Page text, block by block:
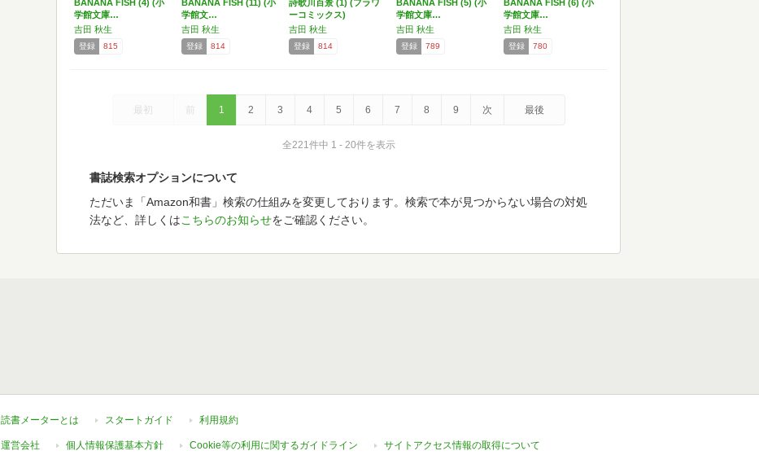
BANANA FISH (4) (小
学館文庫…
吉田 秋生
登録 815
BANANA FISH (11) (小
学館文…
吉田 秋生
登録 814
詩歌川百景 (1) (フラワ
ーコミックス)
吉田 秋生
登録 814
BANANA FISH (5) (小
学館文庫…
吉田 秋生
登録 789
BANANA FISH (6) (小
学館文庫…
吉田 秋生
登録 780
最初 前 1 2 3 4 5 6 7 8 9 次 最後
全221件中 1 - 20件を表示
書誌検索オプションについて
ただいま「Amazon和書」検索の仕組みを変更しております。検索で本が見つからない場合の対処
法など、詳しくはこちらのお知らせをご確認ください。
読書メーターとは スタートガイド 利用規約
運営会社 個人情報保護基本方針 Cookie等の利用に関するガイドライン サイトアクセス情報の取得について